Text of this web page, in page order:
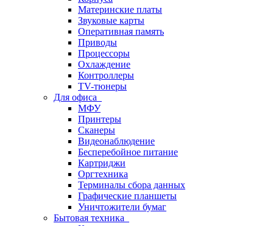
Материнские платы
Звуковые карты
Оперативная память
Приводы
Процессоры
Охлаждение
Контроллеры
TV-тюнеры
Для офиса
МФУ
Принтеры
Сканеры
Видеонаблюдение
Бесперебойное питание
Картриджи
Оргтехника
Терминалы сбора данных
Графические планшеты
Уничтожители бумаг
Бытовая техника